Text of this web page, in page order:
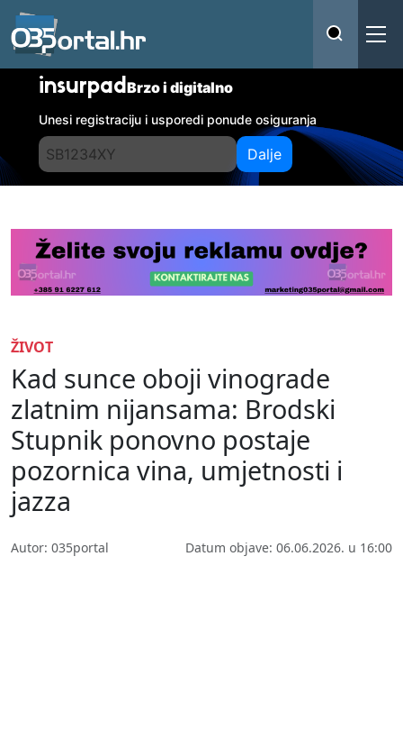
insurpadBrzo i digitalno
Unesi registraciju i usporedi ponude osiguranja
Dalje
ŽIVOT
Kad sunce oboji vinograde
zlatnim nijansama: Brodski
Stupnik ponovno postaje
pozornica vina, umjetnosti i
jazza
Autor: 035portal Datum objave: 06.06.2026. u 16:00